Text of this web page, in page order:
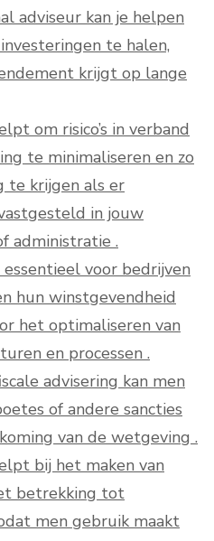
adviseur kan je helpen
te halen,
krijgt op lange
om risico’s in verband
te minimaliseren en zo
te krijgen als er
in jouw
administratie .
essentieel voor bedrijven
hun winstgevendheid
het optimaliseren van
en processen .
advisering kan men
of andere sancties
van de wetgeving .
bij het maken van
betrekking tot
men gebruik maakt